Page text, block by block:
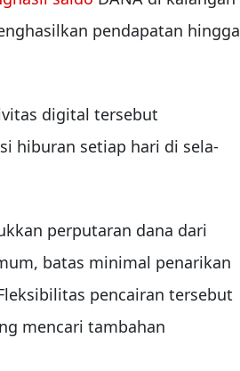
pendapatan hingga
digital tersebut
hiburan setiap hari di sela-
perputaran dana dari
batas minimal penarikan
pencairan tersebut
mencari tambahan